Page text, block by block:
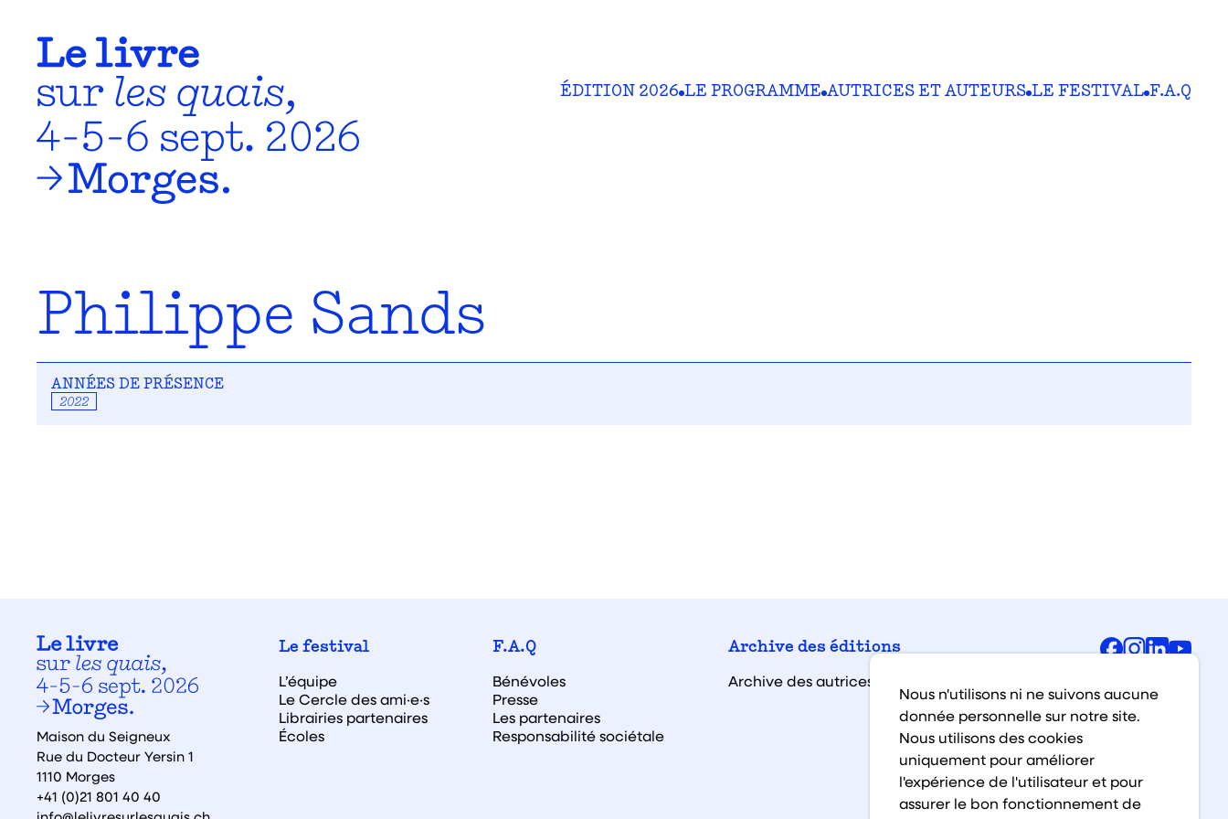
ÉDITION 2026 LE PROGRAMME AUTRICES ET AUTEURS LE FESTIVAL F.A.Q
Philippe Sands
ANNÉES DE PRÉSENCE
2022
Maison du Seigneux
Rue du Docteur Yersin 1
1110 Morges
+41 (0)21 801 40 40
Le festival
L’équipe
Le Cercle des ami·e·s
Librairies partenaires
Écoles
F.A.Q
Bénévoles
Presse
Les partenaires
Responsabilité sociétale
Archive des éditions
Archive des autrices et auteurs
Facebook
Nous n'utilisons ni ne suivons aucune
donnée personnelle sur notre site.
Nous utilisons des cookies
uniquement pour améliorer
l'expérience de l'utilisateur et pour
assurer le bon fonctionnement de